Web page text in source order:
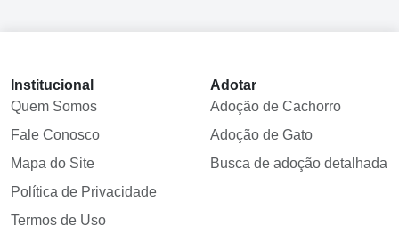
Institucional
Quem Somos
Fale Conosco
Mapa do Site
Política de Privacidade
Termos de Uso
Adotar
Adoção de Cachorro
Adoção de Gato
Busca de adoção detalhada